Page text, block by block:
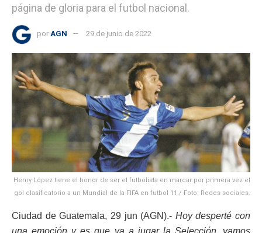
página de gloria para el futbol nacional.
por AGN 29 de junio de 2022
Henry López tiene el honor de ser el futbolista en marcar por primera vez el
gol clasificatorio a un Mundial de la FIFA en futbol 11./ Foto: Redes sociales.
Ciudad de Guatemala, 29 jun (AGN).- Hoy desperté con
una emoción y es que va a jugar la Selección, vamos